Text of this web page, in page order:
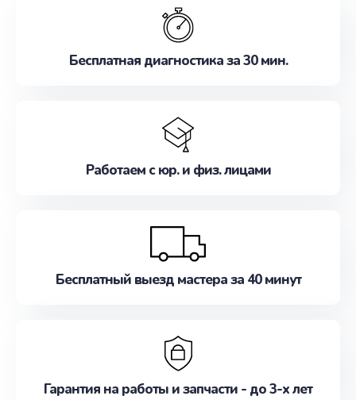
Бесплатная диагностика за 30 мин.
Работаем с юр. и физ. лицами
Бесплатный выезд мастера за 40 минут
Гарантия на работы и запчасти - до 3-х лет